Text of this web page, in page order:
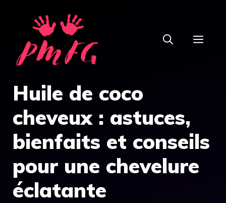
contenu
Huile de coco
cheveux : astuces,
bienfaits et conseils
pour une chevelure
éclatante